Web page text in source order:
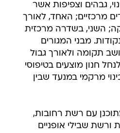
גבהים וצפיפות אשר
מרכזיים; האחד, לאורך
השני, בשדרה מרכזית
את רח' 11 הנקודות. מבני המגורים
תקומה ולאורך גבול
חנון מוצעים בטיפוסי
מרקמי במנעד שבין
עם רשת רחובות,
ורשת שבילי אופניים